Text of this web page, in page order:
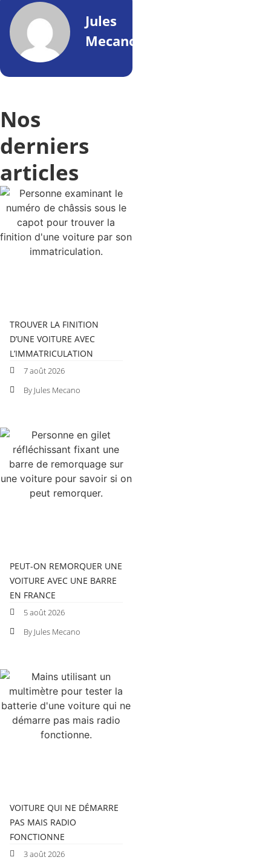
Jules
Mecano
Nos
derniers
articles
TROUVER LA FINITION
D’UNE VOITURE AVEC
L’IMMATRICULATION
7 août 2026
By Jules Mecano
PEUT-ON REMORQUER UNE
VOITURE AVEC UNE BARRE
EN FRANCE
5 août 2026
By Jules Mecano
VOITURE QUI NE DÉMARRE
PAS MAIS RADIO
FONCTIONNE
3 août 2026